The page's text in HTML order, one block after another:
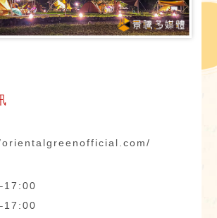
orientalgreenofficial.com/